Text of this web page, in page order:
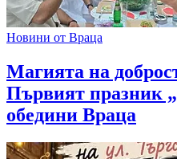
Новини от Враца
Магията на
Първият празник
обедини Враца